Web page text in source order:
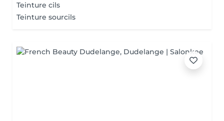
Teinture cils
Teinture sourcils